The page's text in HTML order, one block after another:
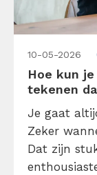
10-05-2026
Hoe kun
tekenen
Je gaat
Zeker
Dat zijn